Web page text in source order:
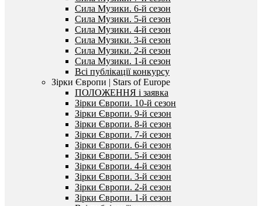
Сила Музики. 6-й сезон
Сила Музики. 5-й сезон
Сила Музики. 4-й сезон
Сила Музики. 3-й сезон
Сила Музики. 2-й сезон
Сила Музики. 1-й сезон
Всі публікації конкурсу
Зірки Європи | Stars of Europe
ПОЛОЖЕННЯ і заявка
Зірки Європи. 10-й сезон
Зірки Європи. 9-й сезон
Зірки Європи. 8-й сезон
Зірки Європи. 7-й сезон
Зірки Європи. 6-й сезон
Зірки Європи. 5-й сезон
Зірки Європи. 4-й сезон
Зірки Європи. 3-й сезон
Зірки Європи. 2-й сезон
Зірки Європи. 1-й сезон